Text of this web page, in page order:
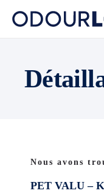
Nous avons
PET VALU –